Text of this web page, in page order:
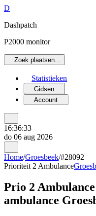
D
Dashpatch
P2000 monitor
Zoek plaatsen…
Statistieken
Gidsen
Account
16:36:33
do 06 aug 2026
Home/Groesbeek/#28092
Prioriteit 2 Ambulance
Prio 2
ambulance